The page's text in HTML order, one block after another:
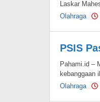
Laskar
Olahraga
PSIS
Pahami.id –
kebanggaan
Olahraga